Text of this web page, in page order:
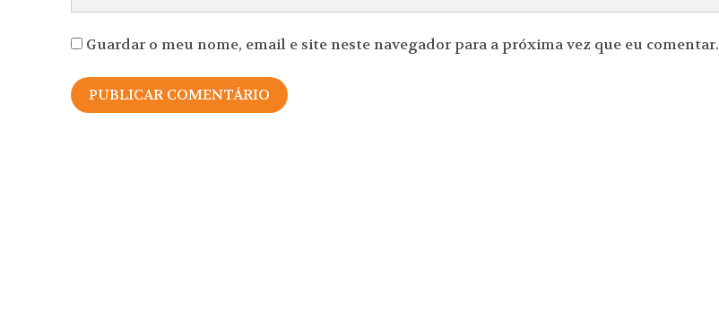
Guardar o meu nome, email e site neste navegador para a próxima vez que eu comentar.